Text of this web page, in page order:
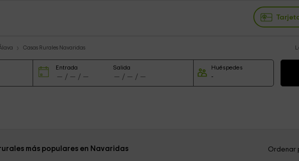
Casas Rurales Navaridas
Entrada Salida Huéspedes
más populares en Navaridas Ordenar